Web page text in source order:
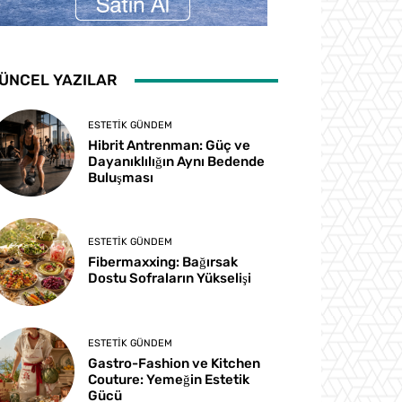
YAZILAR
ESTETIK GÜNDEM
Hibrit Antrenman: Güç ve
Dayanıklılığın Aynı Bedende
Buluşması
ESTETIK GÜNDEM
Fibermaxxing: Bağırsak
Dostu Sofraların Yükselişi
ESTETIK GÜNDEM
Gastro-Fashion ve Kitchen
Couture: Yemeğin Estetik
Gücü